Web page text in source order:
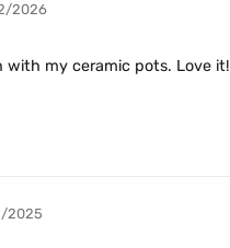
2026
my ceramic pots. Love it!
2025